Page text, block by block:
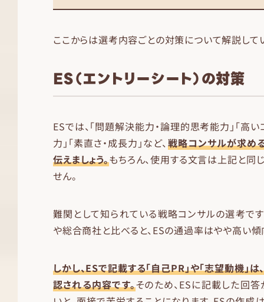
ここからは選考内容ごとの対策について解説して
ES（エントリーシート）の対策
ESでは、「問題解決能力・論理的思考能力」「高
力」「素直さ・成長力」など、戦略コンサルが求め
伝えましょう。もちろん、使用する文言は上記と同
せん。
難関として知られている戦略コンサルの選考で
や総合商社と比べると、ESの通過率はやや高い傾
しかし、ESで記載する「自己PR」や「志望動機」
認される内容です。そのため、ESに記載した回